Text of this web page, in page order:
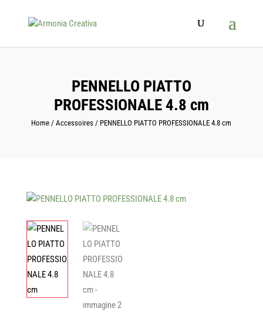
PENNELLO PIATTO
PROFESSIONALE 4.8 cm
Home /Accessoires / PENNELLO PIATTO PROFESSIONALE 4.8 cm